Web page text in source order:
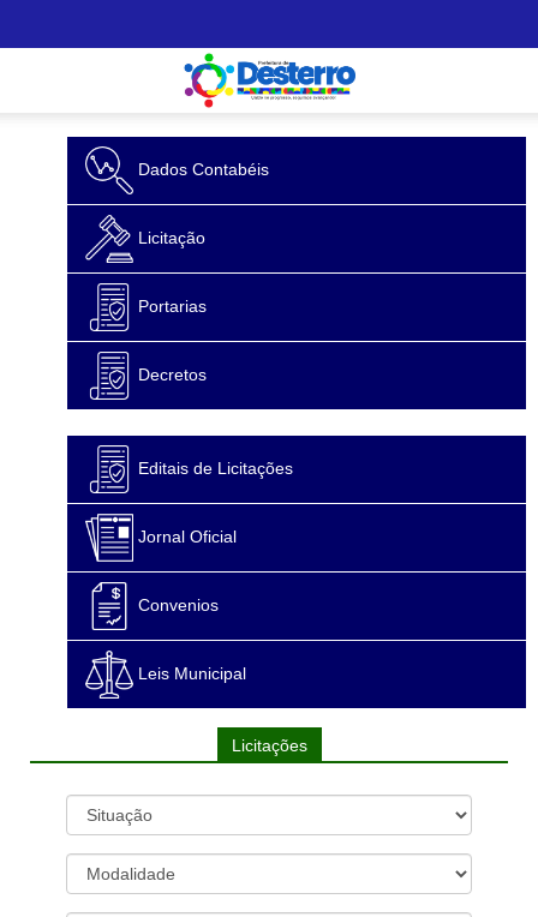
Dados Contabéis
Licitação
Portarias
Decretos
Editais de Licitações
Jornal Oficial
Convenios
Leis Municipal
Licitações